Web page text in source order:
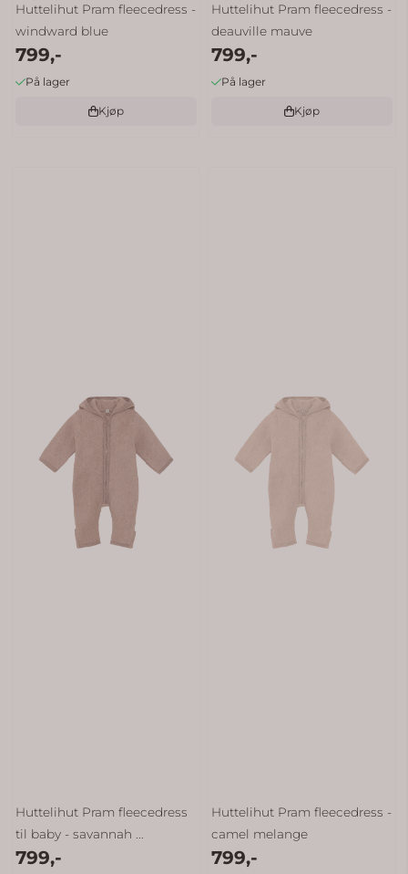
Huttelihut Pram fleecedress -
windward blue
799,-
På lager
Kjøp
Huttelihut Pram fleecedress -
deauville mauve
799,-
På lager
Kjøp
Huttelihut Pram fleecedress
til baby - savannah ...
799,-
Huttelihut Pram fleecedress -
camel melange
799,-